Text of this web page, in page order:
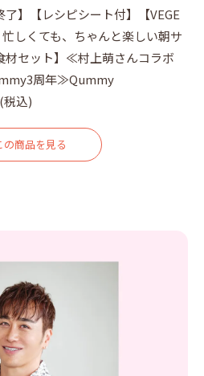
了】【レシピシート付】【VEGE
忙しくても、ちゃんと楽しい朝サ
材セット】≪村上萌さんコラボ
周年≫Qummy
税込)
の商品を見る